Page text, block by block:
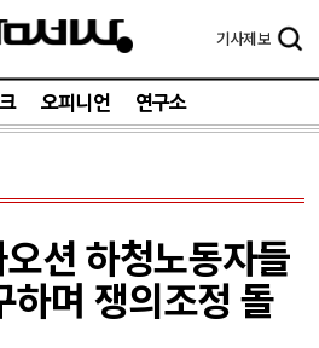
기사제보
오피니언 연구소
션 하청노동자들
하며 쟁의조정 돌